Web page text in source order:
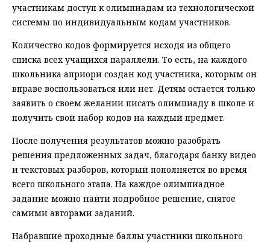
участникам доступ к олимпиадам из технологической
системы по индивидуальным кодам участников.
Количество кодов формируется исходя из общего
списка всех учащихся параллели. То есть, на каждого
школьника априори создан код участника, которым он
вправе воспользоваться или нет. Детям остается только
заявить о своем желании писать олимпиаду в школе и
получить свой набор кодов на каждый предмет.
После получения результатов можно разобрать
решения предложенных задач, благодаря банку видео
и текстовых разборов, который пополняется во время
всего школьного этапа. На каждое олимпиадное
задание можно найти подробное решение, снятое
самими авторами заданий.
Набравшие проходные баллы участники школьного